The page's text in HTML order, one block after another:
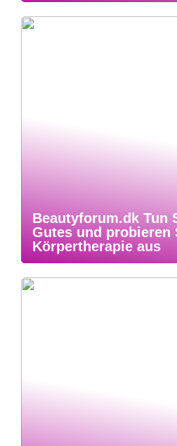
Beautyforum.dk Tun
Gutes und probieren
Körpertherapie aus